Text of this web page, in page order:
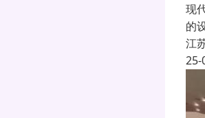
现
的
江
25-